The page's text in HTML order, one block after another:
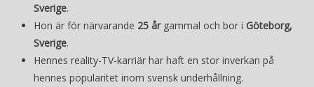
Sverige.
Hon är för närvarande 25 årgammal och bor i Göteborg,
Sverige.
Hennes reality-TV-karriär har haft en stor inverkan på
hennes popularitet inom svensk underhållning.